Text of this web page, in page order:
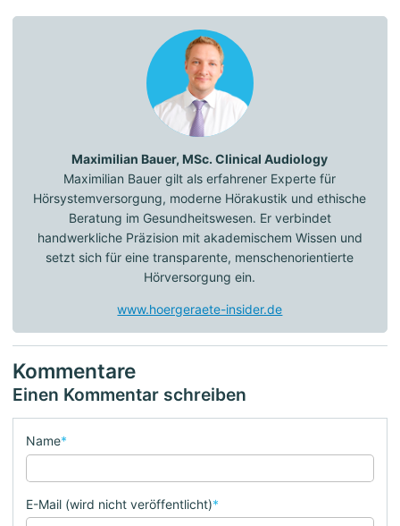
Maximilian Bauer, MSc. Clinical Audiology
Maximilian Bauer gilt als erfahrener Experte für
Hörsystemversorgung, moderne Hörakustik und ethische
Beratung im Gesundheitswesen. Er verbindet
handwerkliche Präzision mit akademischem Wissen und
setzt sich für eine transparente, menschenorientierte
Hörversorgung ein.
www.hoergeraete-insider.de
Kommentare
Einen Kommentar schreiben
Name*
E-Mail (wird nicht veröffentlicht)*